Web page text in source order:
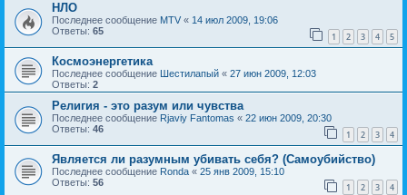
НЛО
Последнее сообщение MTV « 14 июл 2009, 19:06
Ответы: 65 1 2 3 4 5
Космоэнергетика
Последнее сообщение Шестилапый « 27 июн 2009, 12:03
Ответы: 2
Религия - это разум или чувства
Последнее сообщение Rjaviy Fantomas « 22 июн 2009, 20:30
Ответы: 46 1 2 3 4
Является ли разумным убивать себя? (Самоубийство)
Последнее сообщение Ronda « 25 янв 2009, 15:10
Ответы: 56 1 2 3 4